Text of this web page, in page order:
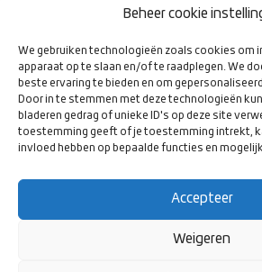
Beheer cookie
We gebruiken technologieën zoals cookies om
apparaat op te slaan en/of te raadplegen. We
beste ervaring te bieden en om
Door in te stemmen met deze technologieën
bladeren gedrag of unieke ID's op deze site
toestemming geeft of je toestemming intrekt,
invloed hebben op bepaalde functies en
Accepteer
Weigeren
De wedstrijd werd eerder dit jaar
toelieten. In de tussentijd zijn de eerste
Championship wel vast van start gegaan
de Championship later dit jaar niet goed
planning. Alle wedstrijden van de
viaRugby Europe TV, en de huidige stand
je in onderstaande afbeelding aflezen.